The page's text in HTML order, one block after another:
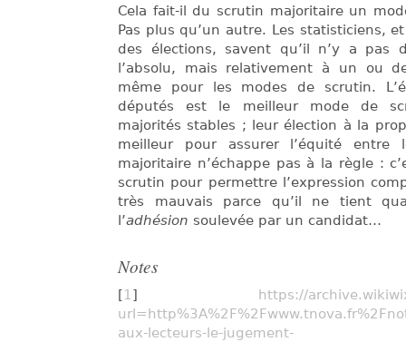
Cela fait-il du scrutin majoritaire un
Pas plus qu’un autre. Les statisticiens,
des élections, savent qu’il n’y a pas
l’absolu, mais relativement à un ou
même pour les modes de scrutin.
députés est le meilleur mode de
majorités stables ; leur élection à la
meilleur pour assurer l’équité entre
majoritaire n’échappe pas à la règle :
scrutin pour permettre l’expression
très mauvais parce qu’il ne tient
l’adhésion soulevée par un candidat…
Notes
[1 ] https://
aux-lecteurs-le-jugement-